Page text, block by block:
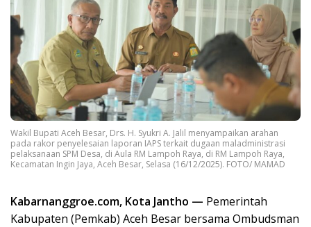
Wakil Bupati Aceh Besar, Drs. H. Syukri A. Jalil menyampaikan arahan
pada rakor penyelesaian laporan IAPS terkait dugaan maladministrasi
pelaksanaan SPM Desa, di Aula RM Lampoh Raya, di RM Lampoh Raya,
Kecamatan Ingin Jaya, Aceh Besar, Selasa (16/12/2025). FOTO/ MAMAD
Kabarnanggroe.com, Kota Jantho — Pemerintah
Kabupaten (Pemkab) Aceh Besar bersama Ombudsman